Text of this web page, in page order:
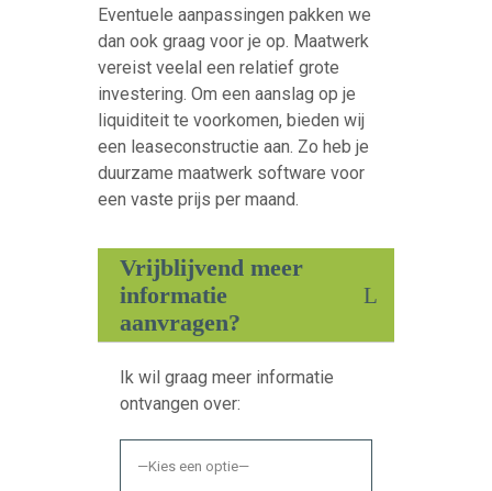
Eventuele aanpassingen pakken we
dan ook graag voor je op. Maatwerk
vereist veelal een relatief grote
investering. Om een aanslag op je
liquiditeit te voorkomen, bieden wij
een leaseconstructie aan. Zo heb je
duurzame maatwerk software voor
een vaste prijs per maand.
Vrijblijvend meer
informatie
aanvragen?
Ik wil graag meer informatie
ontvangen over: